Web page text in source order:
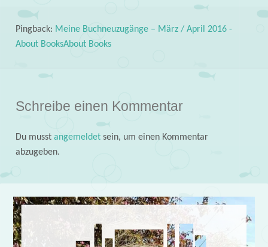
Pingback: Meine Buchneuzugänge – März / April 2016 -
About BooksAbout Books
Schreibe einen Kommentar
Du musst angemeldetsein, um einen Kommentar
abzugeben.